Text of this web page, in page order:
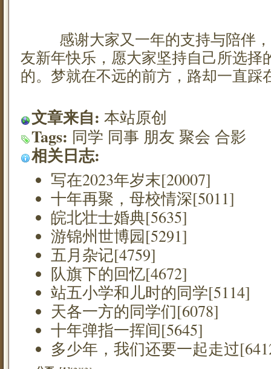
感谢大家又一年的支持与陪伴，
友新年快乐，愿大家坚持自己所选择
的。梦就在不远的前方，路却一直踩
文章来自: 本站原创
Tags: 同学 同事 朋友 聚会 合影
相关日志:
写在2023年岁末[20007]
十年再聚，母校情深[5011]
皖北壮士婚典[5635]
游锦州世博园[5291]
五月杂记[4759]
队旗下的回忆[4672]
站五小学和儿时的同学[5114]
天各一方的同学们[6078]
十年弹指一挥间[5645]
多少年，我们还要一起走过